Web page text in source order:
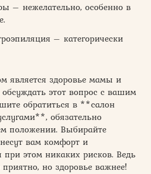
– нежелательно, особенно в
– категорически
является здоровье мамы и
этот вопрос с вашим
обратиться в **салон
обязательно
положении. Выбирайте
вам комфорт и
при этом никаких рисков. Ведь
но здоровье важнее!